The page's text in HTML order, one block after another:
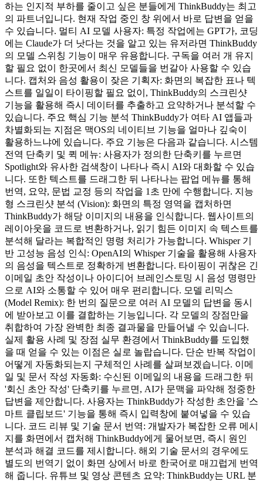
하는 인지적 부하를 줄이고 싶은 분들에게 ThinkBuddy는 최고
의 파트너입니다. 현재 작업 중인 창 위에서 바로 답변을 얻을
수 있습니다. 멀티 AI 모델 사용자: 특정 작업에는 GPT가, 코딩
에는 Claude가 더 낫다는 것을 알고 있는 유저라면 ThinkBuddy
의 모델 스위칭 기능이 매우 유용합니다. 구독을 여러 개 유지
할 필요 없이 한곳에서 최신 모델들을 번갈아 사용할 수 있습
니다. 캡처와 음성 활용이 잦은 기획자: 화면의 복잡한 표나 텍
스트를 일일이 타이핑할 필요 없이, ThinkBuddy의 스크린샷
기능을 활용해 즉시 데이터를 추출하고 요약하거나 분석할 수
있습니다. 주요 핵심 기능 분석 ThinkBuddy가 여타 AI 앱들과
차별화되는 지점은 맥OS의 네이티브 기능을 얼마나 깊숙이
활용하느냐에 있습니다. 주요 기능은 다음과 같습니다. 시스템
전역 단축키 및 퀵 메뉴: 사용자가 정의한 단축키를 누르면
Spotlight와 유사한 검색창이 나타나 즉시 AI와 대화할 수 있습
니다. 또한 텍스트를 드래그한 뒤 나타나는 팝업 메뉴를 통해
번역, 요약, 문법 교정 등의 작업을 1초 만에 수행합니다. 지능
형 스크린샷 분석 (Vision): 화면의 특정 영역을 캡처하면
ThinkBuddy가 해당 이미지의 내용을 인식합니다. 웹사이트의
레이아웃을 코드로 변환하거나, 읽기 힘든 이미지 속 텍스트를
분석해 달라는 복합적인 명령 처리가 가능합니다. Whisper 기
반 고성능 음성 인식: OpenAI의 Whisper 기술을 활용해 사용자
의 음성을 텍스트로 정확하게 변환합니다. 타이핑이 귀찮은 긴
이메일 초안 작성이나 아이디어 브레인스토밍 시 음성 명령만
으로 AI와 소통할 수 있어 매우 편리합니다. 모델 리믹스
(Model Remix): 한 번의 질문으로 여러 AI 모델의 답변을 동시
에 받아보고 이를 결합하는 기능입니다. 각 모델의 장점만을
취합하여 가장 완벽한 최종 결과물을 만들어낼 수 있습니다.
실제 활용 사례 및 장점 실무 환경에서 ThinkBuddy를 도입했
을 때 얻을 수 있는 이점은 실로 놀랍습니다. 단순 반복 작업이
어떻게 자동화되는지 구체적인 사례를 살펴보겠습니다. 이메
일 및 문서 작성 자동화: 수신된 이메일의 내용을 드래그한 뒤
'회신 초안 작성' 단축키를 누르면, AI가 문맥을 파악해 정중한
답변을 제안합니다. 사용자는 ThinkBuddy가 작성한 초안을 '스
마트 클립보드' 기능을 통해 즉시 입력창에 붙여넣을 수 있습
니다. 코드 리뷰 및 기술 문서 번역: 개발자가 복잡한 오류 메시
지를 화면에서 캡처해 ThinkBuddy에게 물어보면, 즉시 원인
분석과 해결 코드를 제시합니다. 해외 기술 문서의 경우에도
별도의 번역기 없이 화면 상에서 바로 한국어로 매끄럽게 번역
해 줍니다. 유튜브 및 영상 콘텐츠 요약: ThinkBuddy는 URL 분